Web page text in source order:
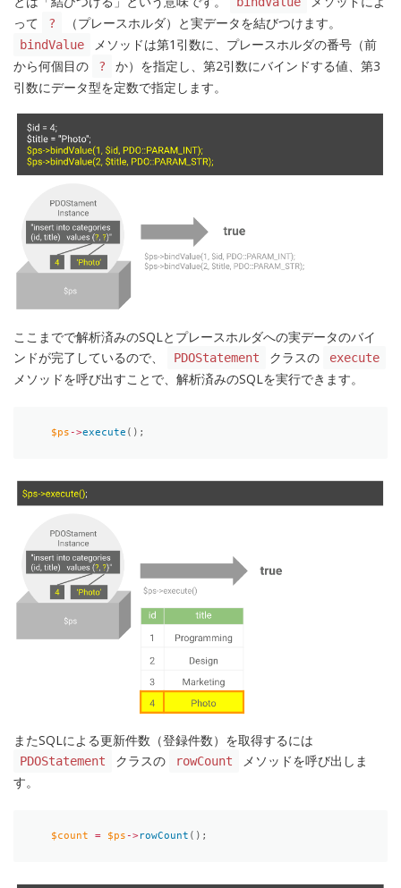
って
? （プレースホルダ）と実データを結びつけます。
bindValue
メソッドは第1引数に、プレースホルダの番号（前
から何個目の
?
か）を指定し、第2引数にバインドする値、第3
引数にデータ型を定数で指定します。
ここまでで解析済みのSQLとプレースホルダへの実データのバイ
ンドが完了しているので、
PDOStatement クラスの execute
メソッドを呼び出すことで、解析済みのSQLを実行できます。
$ps ->execute ( ) ;
またSQLによる更新件数（登録件数）を取得するには
PDOStatement クラスの rowCount
メソッドを呼び出しま
す。
$count = $ps ->rowCount ( ) ;